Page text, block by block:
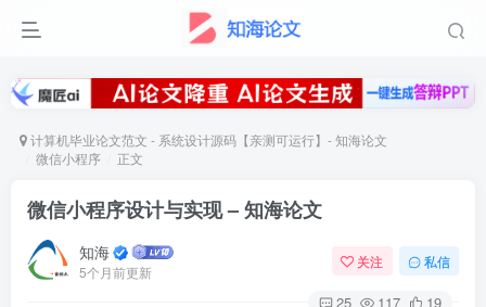
计算机毕业论文范文 - 系统设计源码【亲测可运行】- 知海论文
微信小程序
正文
微信小程序设计与实现 – 知海论文
知海
5个月前更新
关注 私信
25 117 19